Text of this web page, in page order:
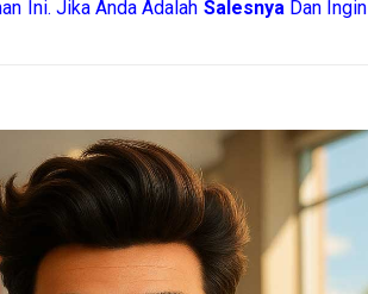
Ini. Jika Anda Adalah SalesnyaDan